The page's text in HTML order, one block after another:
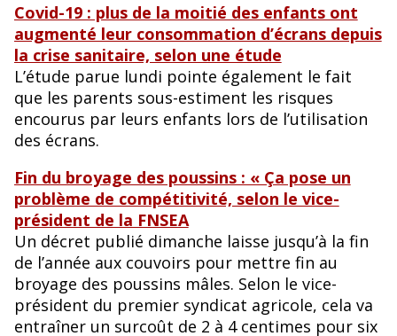
Covid-19 : plus de la moitié des enfants ont
augmenté leur consommation d’écrans depuis
la crise sanitaire, selon une étude
L’étude parue lundi pointe également le fait
que les parents sous-estiment les risques
encourus par leurs enfants lors de l’utilisation
des écrans.
Fin du broyage des poussins : « Ça pose un
problème de compétitivité, selon le vice-
président de la FNSEA
Un décret publié dimanche laisse jusqu’à la fin
de l’année aux couvoirs pour mettre fin au
broyage des poussins mâles. Selon le vice-
président du premier syndicat agricole, cela va
entraîner un surcoût de 2 à 4 centimes pour six